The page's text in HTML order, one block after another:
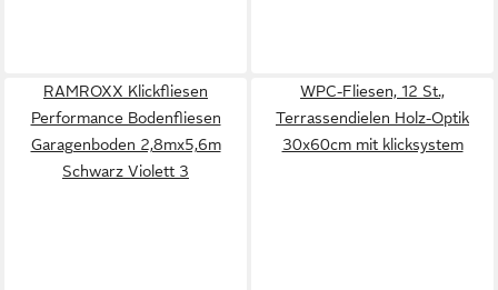
RAMROXX Klickfliesen
Performance Bodenfliesen
Garagenboden 2,8mx5,6m
Schwarz Violett 3
WPC-Fliesen, 12 St.,
Terrassendielen Holz-Optik
30x60cm mit klicksystem